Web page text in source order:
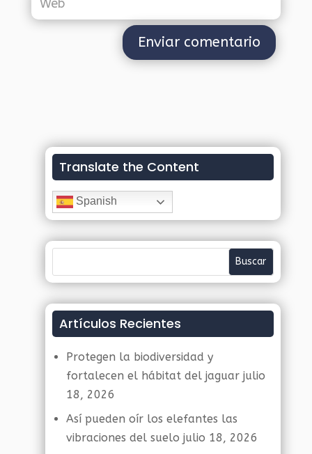
Translate the Content
Spanish
Artículos Recientes
Protegen la biodiversidad y
fortalecen el hábitat del jaguar julio
18, 2026
Así pueden oír los elefantes las
vibraciones del suelo julio 18, 2026